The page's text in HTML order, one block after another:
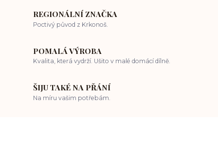
REGIONÁLNÍ ZNAČKA
Poctivý původ z Krkonoš.
POMALÁ VÝROBA
Kvalita, která vydrží. Ušito v malé domácí dílně.
ŠIJU TAKÉ NA PŘÁNÍ
Na míru vašim potřebám.